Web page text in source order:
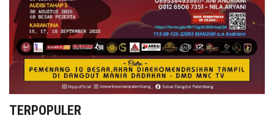
TERPOPULER